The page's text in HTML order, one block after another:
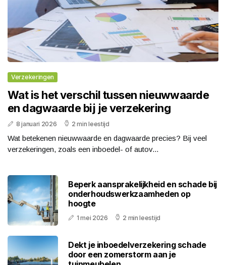
Verzekeringen
Wat is het verschil tussen nieuwwaarde
en dagwaarde bij je verzekering
8 januari 2026 2 min leestijd
Wat betekenen nieuwwaarde en dagwaarde precies? Bij veel
verzekeringen, zoals een inboedel- of autov...
Beperk aansprakelijkheid en schade bij
onderhoudswerkzaamheden op
hoogte
1 mei 2026 2 min leestijd
Dekt je inboedelverzekering schade
door een zomerstorm aan je